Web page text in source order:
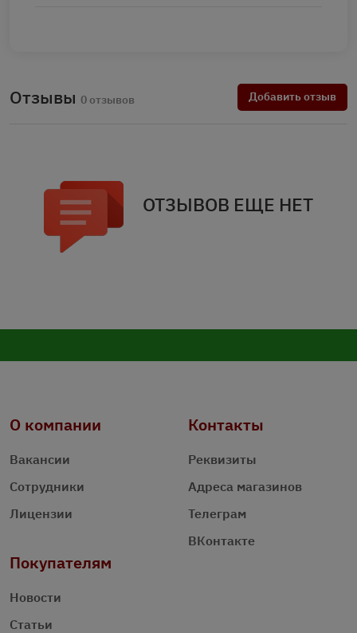
Отзывы 0 отзывов Добавить отзыв
ОТЗЫВОВ ЕЩЕ НЕТ
О компании
Вакансии
Сотрудники
Лицензии
Контакты
Реквизиты
Адреса магазинов
Телеграм
ВКонтакте
Покупателям
Новости
Статьи